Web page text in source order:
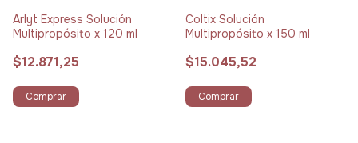
Arlyt Express Solución
Multipropósito x 120 ml
$12.871,25
Comprar
Coltix Solución
Multipropósito x 150 ml
$15.045,52
Comprar